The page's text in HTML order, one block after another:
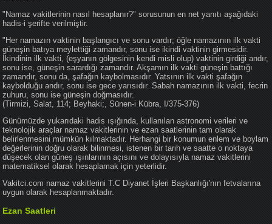
"Namaz vakitlerinin nasıl hesaplanır?" sorusunun en net yanıtı aşağıdaki
hadis-i şerifte verilmiştir.
"Her namazın vaktinin başlangıcı ve sonu vardır; öğle namazının ilk vakti
güneşin batıya meylettiği zamandır, sonu ise ikindi vaktinin girmesidir.
İkindinin ilk vakti, (eşyanın gölgesinin kendi misli olup) vaktinin girdiği andır,
sonu ise, güneşin sarardığı zamandır. Akşamın ilk vakti güneşin battığı
zamandır, sonu da, şafağın kaybolmasıdır. Yatsının ilk vakti şafağın
kaybolduğu andır, sonu ise gece yarısıdır. Sabah namazının ilk vakti, fecrin
zuhuru, sonu ise güneşin doğmasıdır.
(Tirmizi, Salat, 114; Beyhaki;, Sünen-i Kübra, I/375-376)
Günümüzde yukarıdaki hadis ışığında, kullanılan astronomi verileri ve
teknolojik araçlar namaz vakitlerinin ve ezan saatlerinin tam olarak
belirlenmesini mümkün kılmaktadır. Herhangi bir konumun enlem ve boylam
değerlerinin doğru olarak bilinmesi, istenen bir tarih ve saatte o noktaya
düşecek olan güneş ışınlarının açısını ve dolayısıyla namaz vakitlerini
matematiksel olarak hesaplamak için yeterlidir.
Vakitci.com namaz vakitlerini T.C Diyanet İşleri Başkanlığı'nın fetvalarına
uygun olarak hesaplanmaktadır.
Ezan Saatleri